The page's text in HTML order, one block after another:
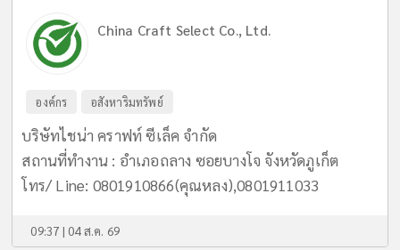
China Craft Select Co., Ltd.
องค์กร อสังหาริมทรัพย์
บริษัทไชน่า คราฟท์ ซีเล็ค จำกัด
สถานที่ทำงาน : อำเภอถลาง ซอยบางโจ จังหวัดภูเก็ต
โทร/ Line: 0801910866(คุณหลง),0801911033
09:37 | 04 ส.ค. 69